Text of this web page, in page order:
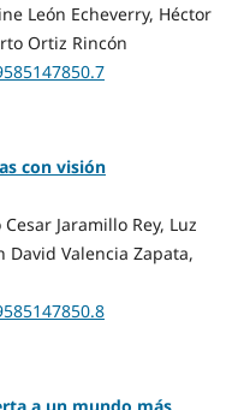
León Echeverry, Héctor
Ortiz Rincón
con visión
Jaramillo Rey, Luz
Valencia Zapata,
a un mundo más